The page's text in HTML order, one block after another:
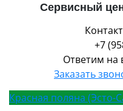
Сервисный
+7
Ответим на
Заказать
Красная поляна (Эсто-